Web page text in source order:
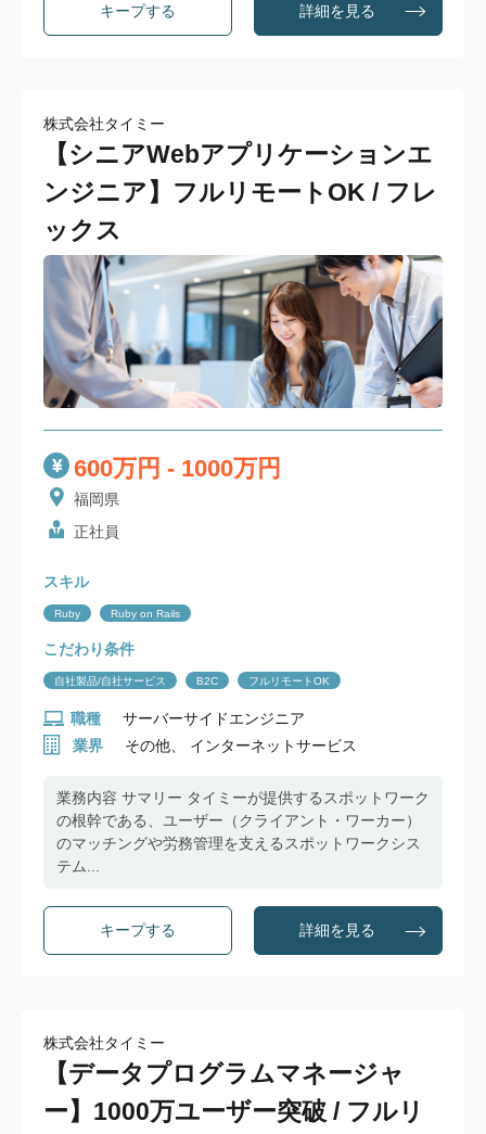
詳細を見る
株式会社タイミー
【シニアWebアプリケーションエ
ンジニア】フルリモートOK / フレ
ックス
600万円 - 1000万円
福岡県
正社員
スキル
Ruby Ruby on Rails
こだわり条件
自社製品/自社サービス B2C フルリモートOK
職種
サーバーサイドエンジニア
業界
その他、 インターネットサービス
業務内容 サマリー タイミーが提供するスポットワーク
の根幹である、ユーザー（クライアント・ワーカー）
のマッチングや労務管理を支えるスポットワークシス
テム...
詳細を見る
株式会社タイミー
【データプログラムマネージャ
ー】1000万ユーザー突破 / フルリ